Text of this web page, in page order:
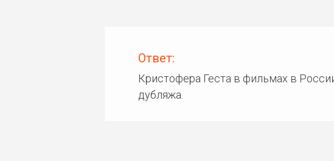
Ответ:
Кристофера Геста в фильмах в
дубляжа.